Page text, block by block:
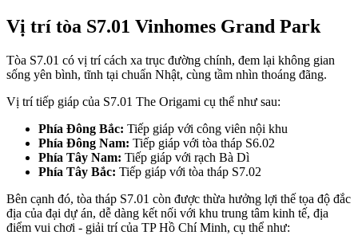
Vị trí tòa S7.01 Vinhomes Grand Park
Tòa S7.01 có vị trí cách xa trục đường chính, đem lại không gian
sống yên bình, tĩnh tại chuẩn Nhật, cùng tầm nhìn thoáng đãng.
Vị trí tiếp giáp của S7.01 The Origami cụ thể như sau:
Phía Đông Bắc: Tiếp giáp với công viên nội khu
Phía Đông Nam: Tiếp giáp với tòa tháp S6.02
Phía Tây Nam: Tiếp giáp với rạch Bà Dì
Phía Tây Bắc: Tiếp giáp với tòa tháp S7.02
Bên cạnh đó, tòa tháp S7.01 còn được thừa hưởng lợi thế tọa độ đắc
địa của đại dự án, dễ dàng kết nối với khu trung tâm kinh tế, địa
điểm vui chơi - giải trí của TP Hồ Chí Minh, cụ thể như: